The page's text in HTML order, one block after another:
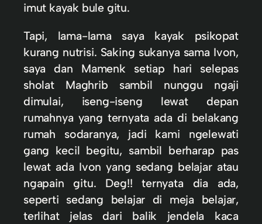
imut kayak bule gitu.
Tapi, lama-lama saya kayak psikopat
kurang nutrisi. Saking sukanya sama Ivon,
saya dan Mamenk setiap hari selepas
sholat Maghrib sambil nunggu ngaji
dimulai, iseng-iseng lewat depan
rumahnya yang ternyata ada di belakang
rumah sodaranya, jadi kami ngelewati
gang kecil begitu, sambil berharap pas
lewat ada Ivon yang sedang belajar atau
ngapain gitu. Deg!! ternyata dia ada,
seperti sedang belajar di meja belajar,
terlihat jelas dari balik jendela kaca